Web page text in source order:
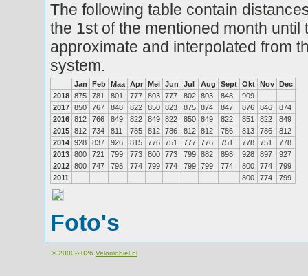
The following table contain
the 1st of the mentioned month
approximate and interpolated from
system.
Jan Feb Maa Apr Mei Jun Jul Aug Sept Okt Nov Dec
2018 875 781 801 777 803 777 802 803 848
909
2017 850 767 848 822 850 823 875 874 847 876 846
874
2016 812 766 849 822 849 822 850 849 822 851 822
849
2015 812 734 811 785 812 786 812 812 786 813 786
812
2014 928 837 926 815 776 751 777 776 751 778 751
778
2013 800 721 799 773 800 773 799 882 898 928 897
927
2012 800 747 798 774 799 774 799 799 774 800 774
799
2011
800 774 799
Foto's
© 2000-2026 Velomobiel.nl